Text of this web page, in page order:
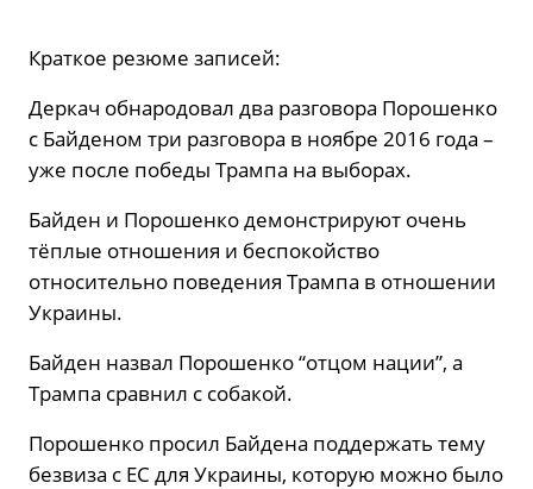
Краткое резюме записей:
Деркач обнародовал два разговора Порошенко
с Байденом три разговора в ноябре 2016 года –
уже после победы Трампа на выборах.
Байден и Порошенко демонстрируют очень
тёплые отношения и беспокойство
относительно поведения Трампа в отношении
Украины.
Байден назвал Порошенко “отцом нации”, а
Трампа сравнил с собакой.
Порошенко просил Байдена поддержать тему
безвиза с ЕС для Украины, которую можно было